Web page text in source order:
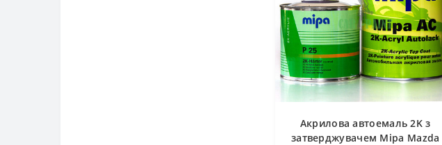
Акрилова автоемаль 2K з
затверджувачем Mipa Mazda